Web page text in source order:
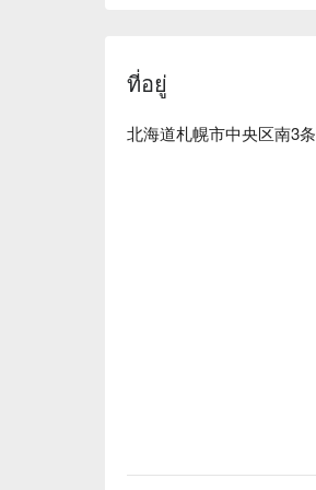
ที่อยู่
北海道札幌市中央区南3